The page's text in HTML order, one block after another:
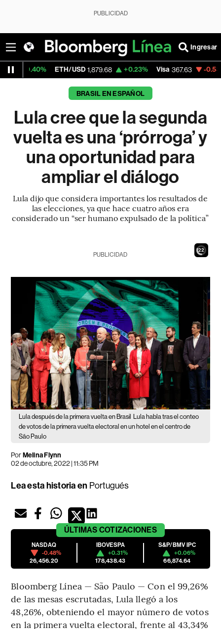
PUBLICIDAD
Ingresar
ETH/USD 1,879.68 +0.23% Visa 367.63 -0.53%
BRASIL EN ESPAÑOL
Lula cree que la segunda
vuelta es una ‘prórroga’ y
una oportunidad para
ampliar el diálogo
Lula dijo que considera importantes los resultados de
las elecciones, ya que hace cuatro años era
considerado un “ser humano expulsado de la política”
21
PUBLICIDAD
Lula después de la primera vuelta en Brasil Lula habla tras el conteo
de votos de la primera vuelta electoral en un hotel en el centro de
São Paulo
PorMelina Flynn
02 de octubre, 2022 | 11:35 PM
Lea esta historia en Portugués
ÚLTIMAS COTIZACIONES
NASDAQ
-0.48%
26,456.20
IBOVESPA
+0.31%
178,438.43
S&P/BMV IPC
+0.06%
66,874.64
Bloomberg Línea — São Paulo — Con el 99,26%
de las mesas escrutadas, Lula llegó a los
48,26%, obteniendo el mayor número de votos
en la primera vuelta electoral, frente al 43,34%